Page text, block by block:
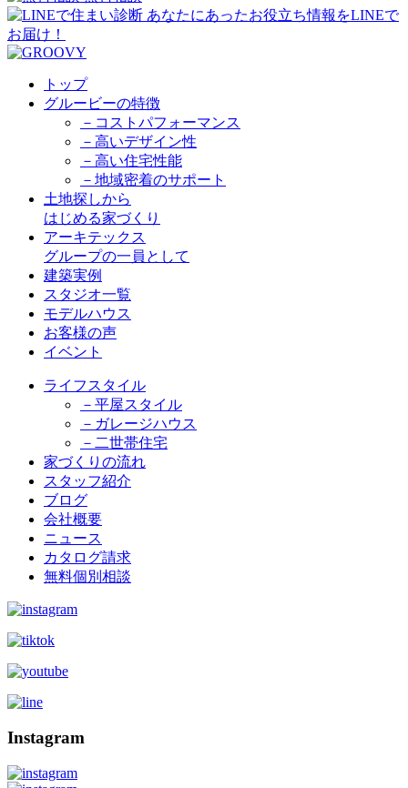
トップ
グルービーの特徴
－コストパフォーマンス
－高いデザイン性
－高い住宅性能
－地域密着のサポート
土地探しから
はじめる家づくり
アーキテックス
グループの一員として
建築実例
スタジオ一覧
モデルハウス
お客様の声
イベント
ライフスタイル
－平屋スタイル
－ガレージハウス
－二世帯住宅
家づくりの流れ
スタッフ紹介
ブログ
会社概要
ニュース
カタログ請求
無料個別相談
Instagram